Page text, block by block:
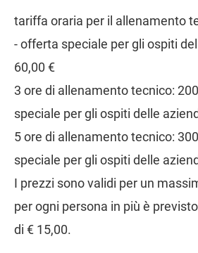
tariffa oraria per il allenamento
- offerta speciale per gli ospiti
60,00 €
3 ore di allenamento tecnico:
speciale per gli ospiti delle
5 ore di allenamento tecnico:
speciale per gli ospiti delle
I prezzi sono validi per un
per ogni persona in più è
di € 15,00.